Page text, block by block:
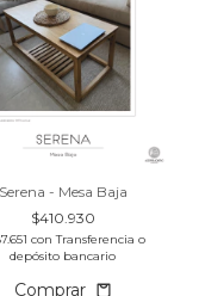
Serena - Mesa Baja
$410.930
con Transferencia o
depósito bancario
Comprar